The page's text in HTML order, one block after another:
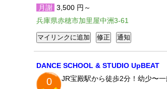
月謝 3,500 円～
兵庫県赤穂市加里屋中洲3-61
DANCE SCHOOL & STUDIO UpBEAT
0 JR宝殿駅から徒歩2分！幼少〜